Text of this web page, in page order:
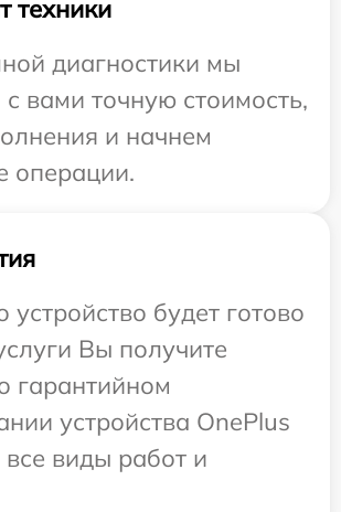
техники
диагностики мы
с вами точную стоимость,
и начнем
операции.
устройство будет готово
Вы получите
гарантийном
устройства OnePlus
виды работ и